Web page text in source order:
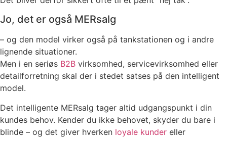
Jo, det er også MERsalg
– og den model virker også på tankstationen og i andre
lignende situationer.
Men i en seriøs B2B virksomhed, servicevirksomhed eller
detailforretning skal der i stedet satses på den intelligent
model.
Det intelligente MERsalg tager altid udgangspunkt i din
kundes behov. Kender du ikke behovet, skyder du bare i
blinde – og det giver hverken loyale kunder eller